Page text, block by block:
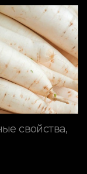
свойства,